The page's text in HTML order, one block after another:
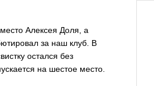
Алексея Доля, а
за наш клуб. В
остался без
на шестое место.